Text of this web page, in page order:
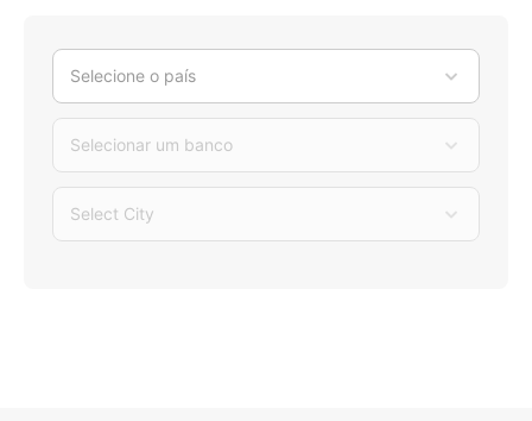
Selecione o país
Selecionar um banco
Select City